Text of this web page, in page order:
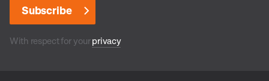
With respect for yourprivacy